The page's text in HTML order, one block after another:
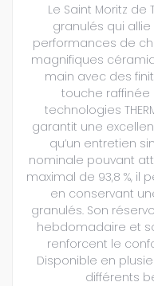
Le Saint Moritz
granulés qui
performances de
magnifiques
main avec des
touche raffinée
technologies
garantit une
qu’un entretien
nominale pouvant
maximal de 93,8 %, il
en conservant
granulés. Son
hebdomadaire et
renforcent le
Disponible en
différents